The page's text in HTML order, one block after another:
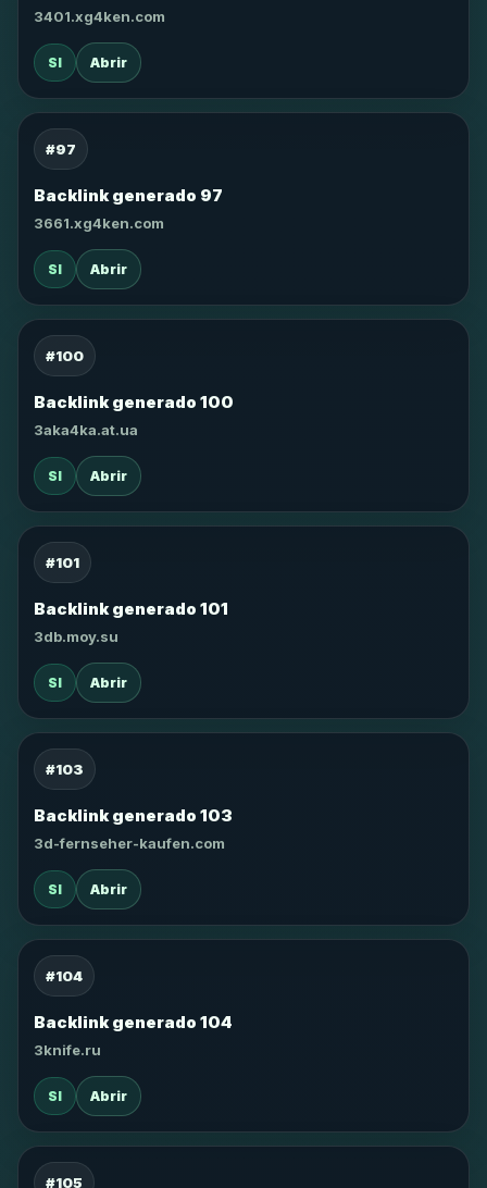
3401.xg4ken.com
SI Abrir
#97
Backlink generado 97
3661.xg4ken.com
SI Abrir
#100
Backlink generado 100
3aka4ka.at.ua
SI Abrir
#101
Backlink generado 101
3db.moy.su
SI Abrir
#103
Backlink generado 103
3d-fernseher-kaufen.com
SI Abrir
#104
Backlink generado 104
3knife.ru
SI Abrir
#105